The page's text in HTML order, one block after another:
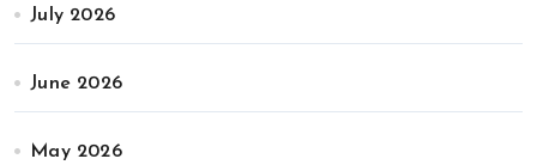
July 2026
June 2026
May 2026